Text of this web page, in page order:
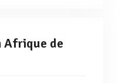
Afrique de